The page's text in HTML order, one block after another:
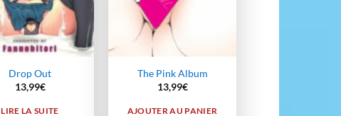
Drop Out
13,99€
LIRE LA SUITE
The Pink Album
13,99€
AJOUTER AU PANIER